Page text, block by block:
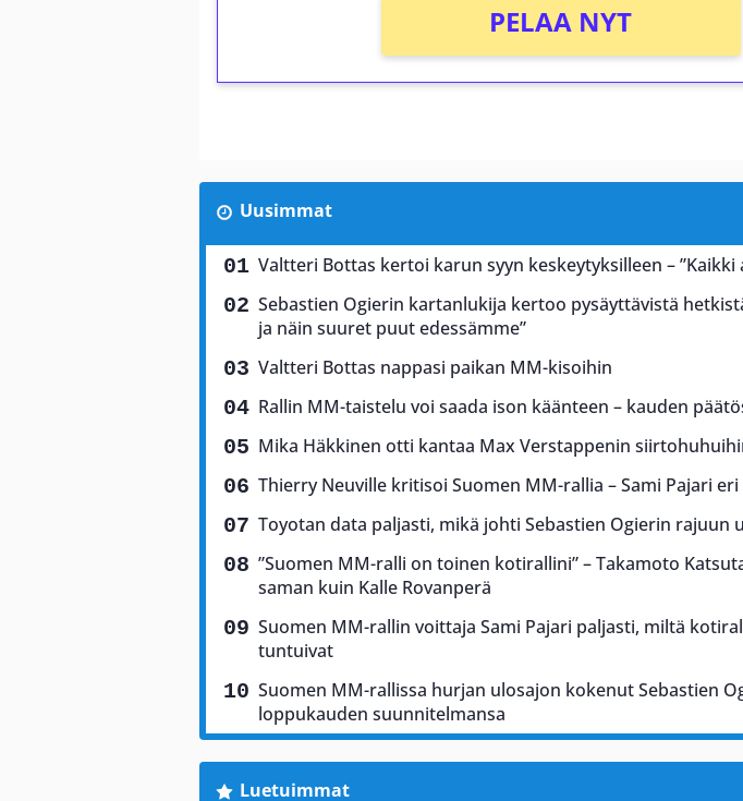
PELAA NYT
Uusimmat
Valtteri Bottas kertoi karun syyn keskeytyksilleen – ”Kaikki
Sebastien Ogierin kartanlukija kertoo pysäyttävistä
ja näin suuret puut edessämme”
Valtteri Bottas nappasi paikan MM-kisoihin
Rallin MM-taistelu voi saada ison käänteen – kauden
Mika Häkkinen otti kantaa Max Verstappenin
Thierry Neuville kritisoi Suomen MM-rallia – Sami Pajari
Toyotan data paljasti, mikä johti Sebastien Ogierin rajuun
”Suomen MM-ralli on toinen kotirallini” – Takamoto
saman kuin Kalle Rovanperä
Suomen MM-rallin voittaja Sami Pajari paljasti, miltä
tuntuivat
Suomen MM-rallissa hurjan ulosajon kokenut Sebastien
loppukauden suunnitelmansa
Luetuimmat